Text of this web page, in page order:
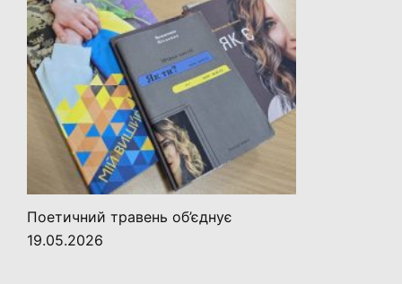
Поетичний травень об’єднує
19.05.2026